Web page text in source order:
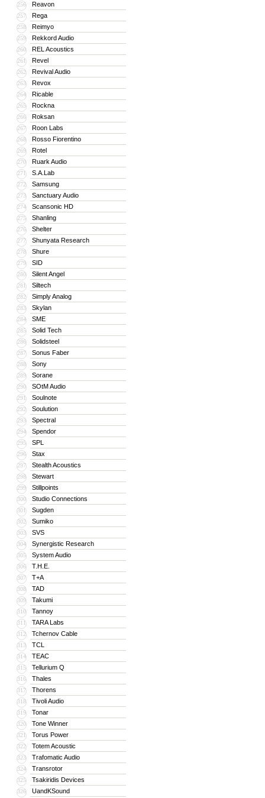
256 Reavon
257 Rega
258 Reimyo
259 Rekkord Audio
260 REL Acoustics
261 Revel
262 Revival Audio
263 Revox
264 Ricable
265 Rockna
266 Roksan
267 Roon Labs
268 Rosso Fiorentino
269 Rotel
270 Ruark Audio
271 S.A.Lab
272 Samsung
273 Sanctuary Audio
274 Scansonic HD
275 Shanling
276 Shelter
277 Shunyata Research
278 Shure
279 SID
280 Silent Angel
281 Siltech
282 Simply Analog
283 Skylan
284 SME
285 Solid Tech
286 Solidsteel
287 Sonus Faber
288 Sony
289 Sorane
290 SOtM Audio
291 Soulnote
292 Soulution
293 Spectral
294 Spendor
295 SPL
296 Stax
297 Stealth Acoustics
298 Stewart
299 Stillpoints
300 Studio Connections
301 Sugden
302 Sumiko
303 SVS
304 Synergistic Research
305 System Audio
306 T.H.E.
307 T+A
308 TAD
309 Takumi
310 Tannoy
311 TARA Labs
312 Tchernov Cable
313 TCL
314 TEAC
315 Tellurium Q
316 Thales
317 Thorens
318 Tivoli Audio
319 Tonar
320 Tone Winner
321 Torus Power
322 Totem Acoustic
323 Trafomatic Audio
324 Transrotor
325 Tsakiridis Devices
326 UandKSound